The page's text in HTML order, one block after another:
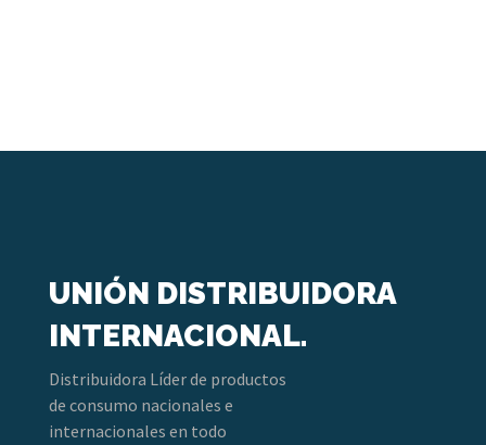
UNIÓN DISTRIBUIDORA
INTERNACIONAL.
Distribuidora Líder de productos
de consumo nacionales e
internacionales en todo